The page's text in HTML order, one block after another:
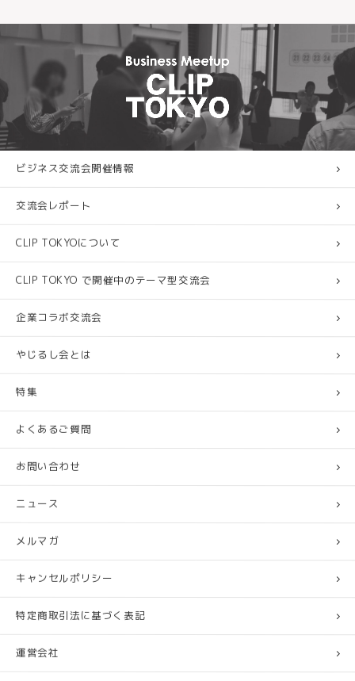
ビジネス交流会開催情報
交流会レポート
CLIP TOKYOについて
CLIP TOKYO で開催中のテーマ型交流会
企業コラボ交流会
やじるし会とは
特集
よくあるご質問
お問い合わせ
ニュース
メルマガ
キャンセルポリシー
特定商取引法に基づく表記
運営会社